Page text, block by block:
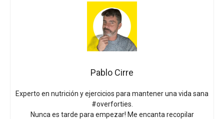
Pablo Cirre
Experto en nutrición y ejercicios para mantener una vida sana
#overforties.
Nunca es tarde para empezar! Me encanta recopilar